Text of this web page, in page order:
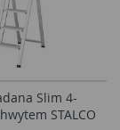
Slim 4-
STALCO